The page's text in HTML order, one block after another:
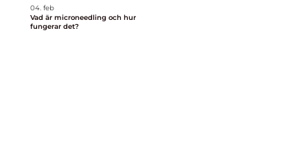
04. feb
Vad är microneedling och hur
fungerar det?